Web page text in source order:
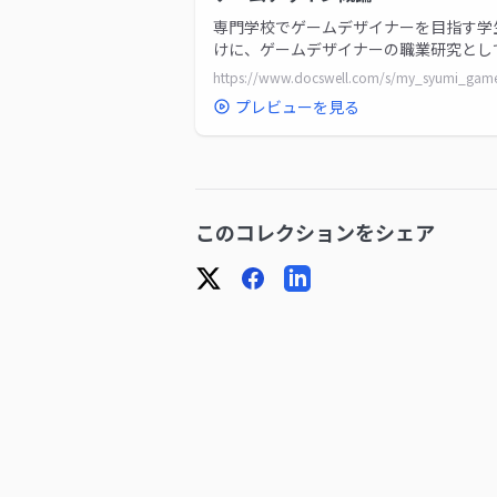
専門学校でゲームデザイナーを目指す学
けに、ゲームデザイナーの職業研究とし
演したスライドです
プレビューを見る
このコレクションをシェア
X FacebookLinkedIn